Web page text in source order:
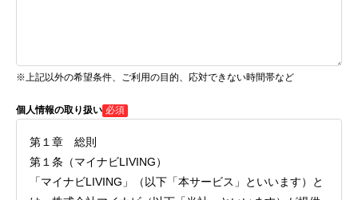
※上記以外の希望条件、ご利用の目的、応対できない時間帯など
個人情報の取り扱い 必須
第１章 総則
第１条（マイナビLIVING）
「マイナビLIVING」（以下「本サービス」といいます）と